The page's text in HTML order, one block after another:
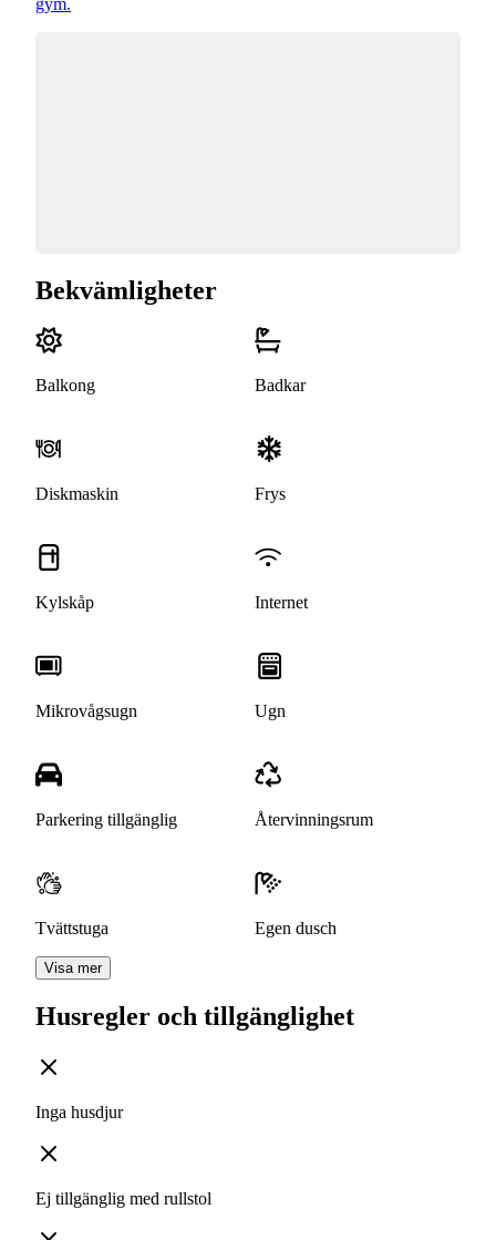
Bekvämligheter
Balkong Badkar
Diskmaskin Frys
Kylskåp Internet
Mikrovågsugn Ugn
Parkering tillgänglig Återvinningsrum
Tvättstuga Egen dusch
Visa mer
Husregler och tillgänglighet
Inga husdjur
Ej tillgänglig med rullstol